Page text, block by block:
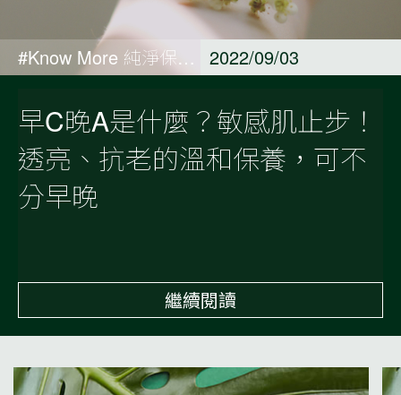
#Know More 純淨保養觀點 2022/09/03
早C晚A是什麼？敏感肌止步！
透亮、抗老的溫和保養，可不
分早晚
繼續閱讀